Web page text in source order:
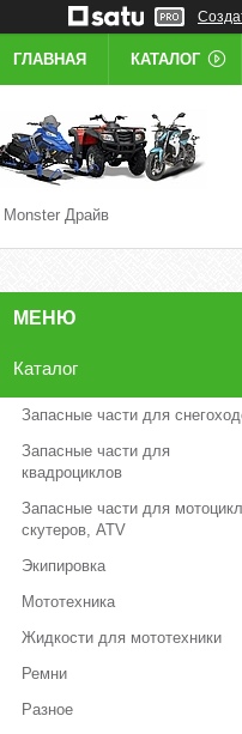
ГЛАВНАЯ КАТАЛОГ
Monster Драйв
Каталог
Запасные части для
Запасные части для
квадроциклов
Запасные части для
скутеров, ATV
Экипировка
Мототехника
Жидкости для мототехники
Ремни
Разное